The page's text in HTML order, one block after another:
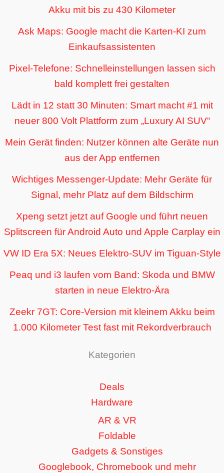
Akku mit bis zu 430 Kilometer
Ask Maps: Google macht die Karten-KI zum
Einkaufsassistenten
Pixel-Telefone: Schnelleinstellungen lassen sich
bald komplett frei gestalten
Lädt in 12 statt 30 Minuten: Smart macht #1 mit
neuer 800 Volt Plattform zum „Luxury AI SUV“
Mein Gerät finden: Nutzer können alte Geräte nun
aus der App entfernen
Wichtiges Messenger-Update: Mehr Geräte für
Signal, mehr Platz auf dem Bildschirm
Xpeng setzt jetzt auf Google und führt neuen
Splitscreen für Android Auto und Apple Carplay ein
VW ID Era 5X: Neues Elektro-SUV im Tiguan-Style
Peaq und i3 laufen vom Band: Skoda und BMW
starten in neue Elektro-Ära
Zeekr 7GT: Core-Version mit kleinem Akku beim
1.000 Kilometer Test fast mit Rekordverbrauch
Kategorien
Deals
Hardware
AR & VR
Foldable
Gadgets & Sonstiges
Googlebook, Chromebook und mehr